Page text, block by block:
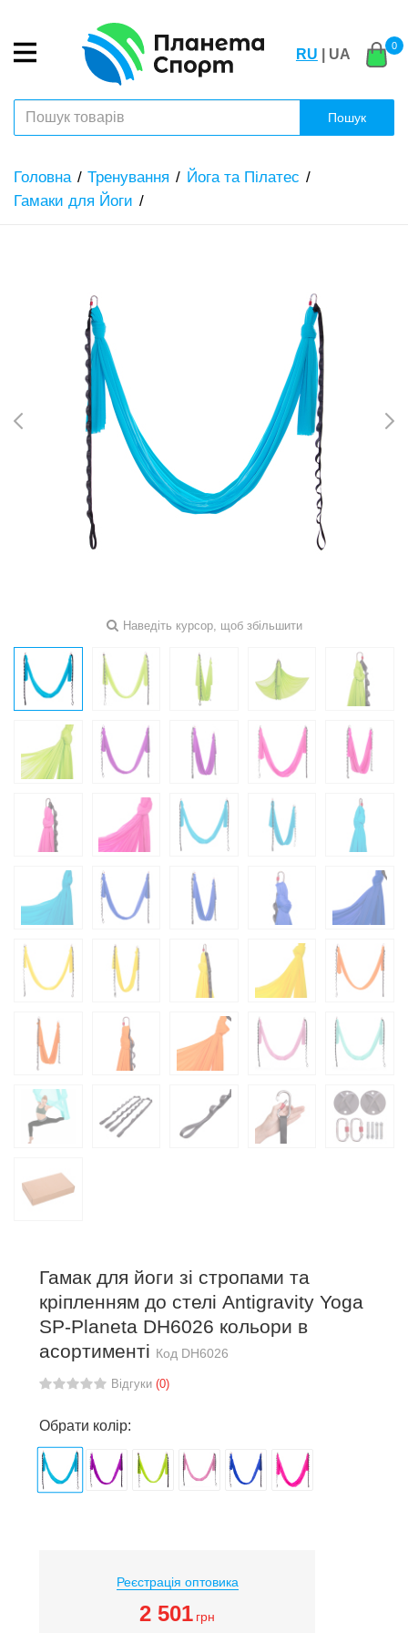
RU | UA
0
Пошук
Головна Тренування
Йога та Пілатес
Гамаки для Йоги
Наведіть курсор, щоб збільшити
Гамак для йоги зі стропами та
кріпленням до стелі Antigravity Yoga
SP-Planeta DH6026 кольори в
асортименті Код DH6026
Відгуки (0)
Обрати колір:
Реєстрація оптовика
2 501 грн